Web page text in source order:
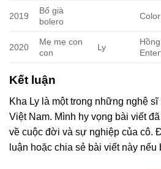
2019
Bố già
bolero
2020
Mẹ mẹ con
con
Ly
Kết luận
Kha Ly là một trong những nghệ
Việt Nam. Mình hy vọng bài viết
về cuộc đời và sự nghiệp của cô.
luận hoặc chia sẻ bài viết này nếu